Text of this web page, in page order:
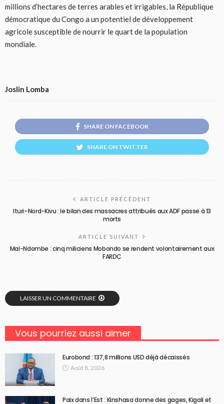
millions d’hectares de terres arables et irrigables, la République
démocratique du Congo a un potentiel de développement
agricole susceptible de nourrir le quart de la population
mondiale.
Joslin Lomba
SHARE ON FACEBOOK
SHARE ON TWITTER
ARTICLE PRÉCÉDENT
Ituri–Nord-Kivu : le bilan des massacres attribués aux ADF passe à 13
morts
ARTICLE SUIVANT
Maï-Ndombe : cinq miliciens Mobondo se rendent volontairement aux
FARDC
LAISSER UN COMMENTAIRE
Vous pourriez aussi aimer
Eurobond : 137,8 millions USD déjà décaissés
Août 8, 2026
Paix dans l’Est : Kinshasa donne des gages, Kigali et